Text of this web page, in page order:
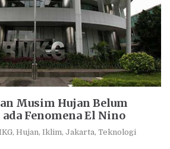
Musim Hujan Belum
Fenomena El Nino
Hujan Iklim Jakarta Teknologi